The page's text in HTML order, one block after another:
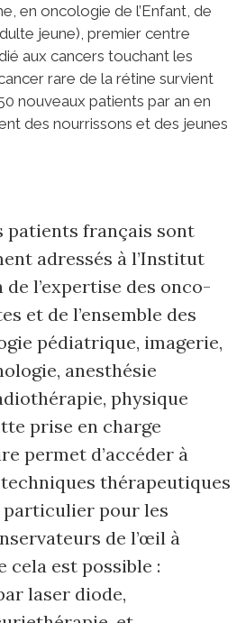
en oncologie de l’Enfant, de
jeune), premier centre
aux cancers touchant les
rare de la rétine survient
nouveaux patients par an en
des nourrissons et des jeunes
patients français sont
adressés à l’Institut
l’expertise des onco-
et de l’ensemble des
pédiatrique, imagerie,
anesthésie
physique
prise en charge
permet d’accéder à
techniques thérapeutiques
particulier pour les
de l’œil à
cela est possible :
laser diode,